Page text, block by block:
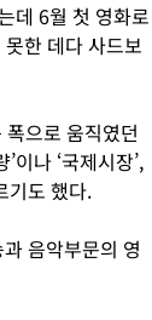
데 6월 첫 영화로
한 데다 사드보
으로 움직였던
이나 ‘국제시장’,
기도 했다.
음악부문의 영